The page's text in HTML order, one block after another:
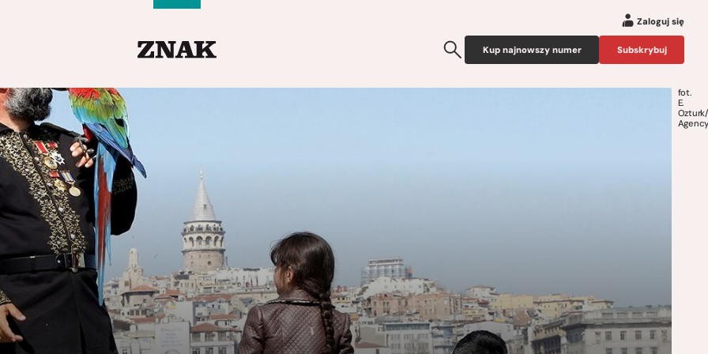
Zaloguj się
Kup najnowszy numer Subskrybuj
fot.
E.